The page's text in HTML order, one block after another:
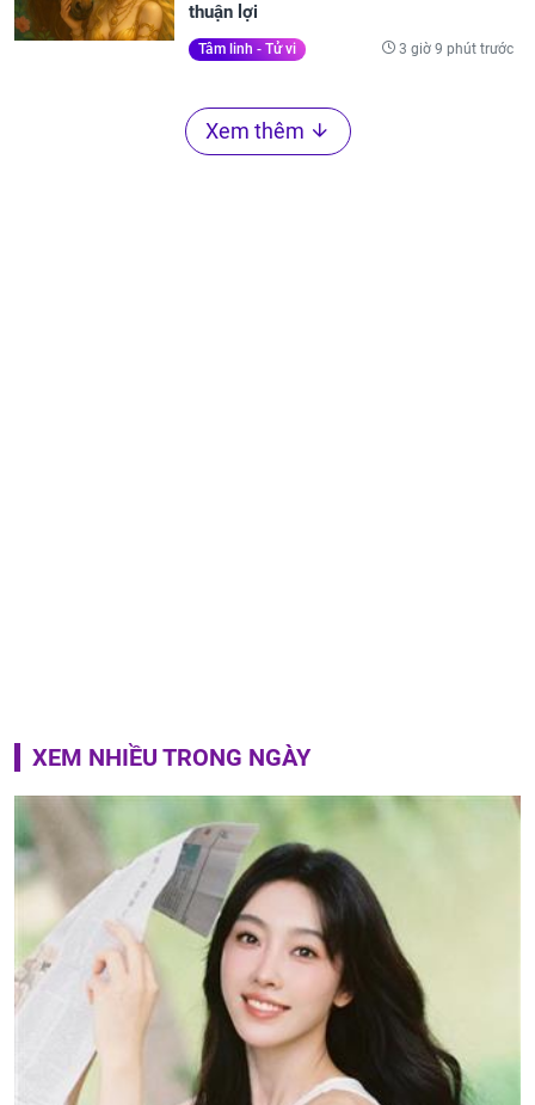
thuận lợi
Tâm linh - Tử vi 3 giờ 9 phút trước
Xem thêm
XEM NHIỀU TRONG NGÀY